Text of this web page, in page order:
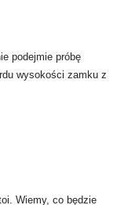
podejmie próbę
wysokości zamku z
Wiemy, co będzie